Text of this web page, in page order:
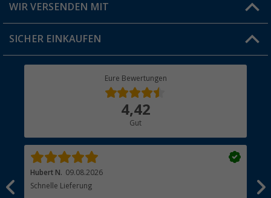
Jobs & Karriere
Versandinformationen
Rücksendung
WIR VERSENDEN MIT
SICHER EINKAUFEN
Eure Bewertungen
4,42
Gut
Hubert N. 09.08.2026
Schnelle Lieferung